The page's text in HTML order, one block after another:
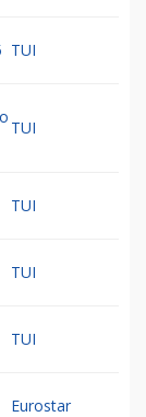
TUI
TUI
TUI
TUI
TUI
Eurostar